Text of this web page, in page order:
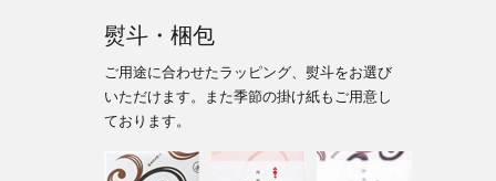
熨斗・梱包
ご用途に合わせたラッピング、熨斗をお選び
いただけます。また季節の掛け紙もご用意し
ております。